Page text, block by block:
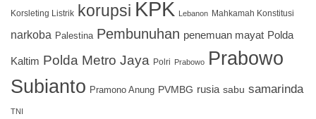
Korsleting Listrik korupsi KPK Lebanon Mahkamah Konstitusi
narkoba Palestina Pembunuhan penemuan mayat Polda
Kaltim Polda Metro Jaya Polri Prabowo Prabowo
Subianto Pramono Anung PVMBG rusia sabu samarinda
TNI